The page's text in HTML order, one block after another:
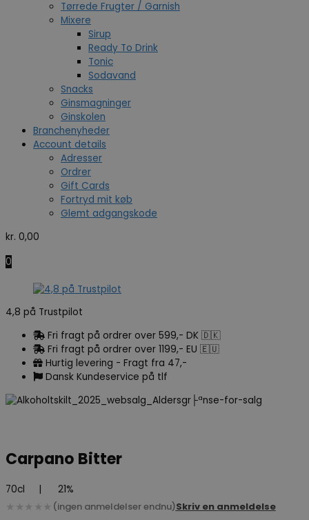
Tørrede Frugter / Garnish
Mixere
Sirup
Ready To Drink
Tonic
Sodavand
Snacks
Ginsmagninger
Ginskolen
Branchenyheder
Account details
Adresser
Ordrer
Gift Cards
Fortryd mit køb
Glemt adgangskode
kr. 0,00
0
4,8 på Trustpilot
Fri fragt på ordrer over 599,- DK 🇩🇰
Fri fragt på ordrer over 1199,- EU 🇪🇺
Hurtig levering - Fragt fra 47,-
Dansk Kundeservice på tlf
Carpano Bitter
70cl 21%
★★★★★ (ingen anmeldelser endnu)Skriv en anmeldelse